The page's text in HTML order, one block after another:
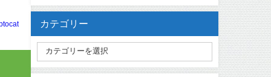
カテゴリー